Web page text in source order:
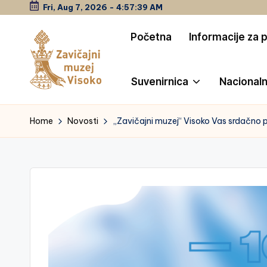
content
Fri, Aug 7, 2026 - 4:57:40 AM
Z
a
č
Početna Informacije za
Suvenirnica
Home Novosti „Zavičajni muzej“ Visoko Vas